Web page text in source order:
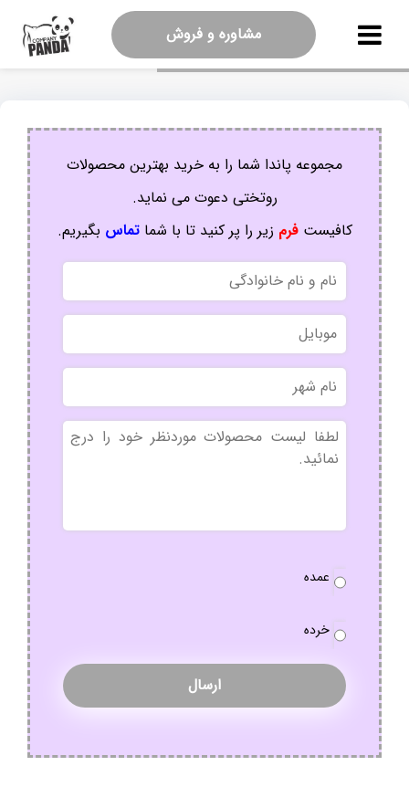
مشاوره و فروش
مجموعه پاندا شما را به خرید بهترین محصولات
روتختی دعوت می نماید.
کافیستفرم زیر را پر کنید تا با شماتماس بگیریم.
نام
و
نام
خانوادگی
موبایل
نام
شهر
بدون
عنوان
سفارش
عمده
خرده